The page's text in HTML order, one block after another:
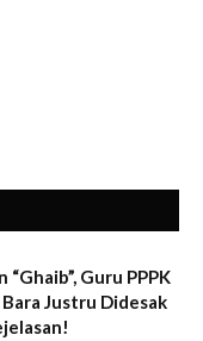
Guru PPPK
Justru Didesak